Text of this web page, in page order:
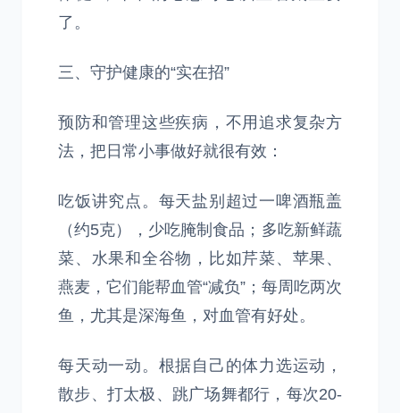
了。
三、守护健康的“实在招”
预防和管理这些疾病，不用追求复杂方
法，把日常小事做好就很有效：
吃饭讲究点。每天盐别超过一啤酒瓶盖
（约5克），少吃腌制食品；多吃新鲜蔬
菜、水果和全谷物，比如芹菜、苹果、
燕麦，它们能帮血管“减负”；每周吃两次
鱼，尤其是深海鱼，对血管有好处。
每天动一动。根据自己的体力选运动，
散步、打太极、跳广场舞都行，每次20-